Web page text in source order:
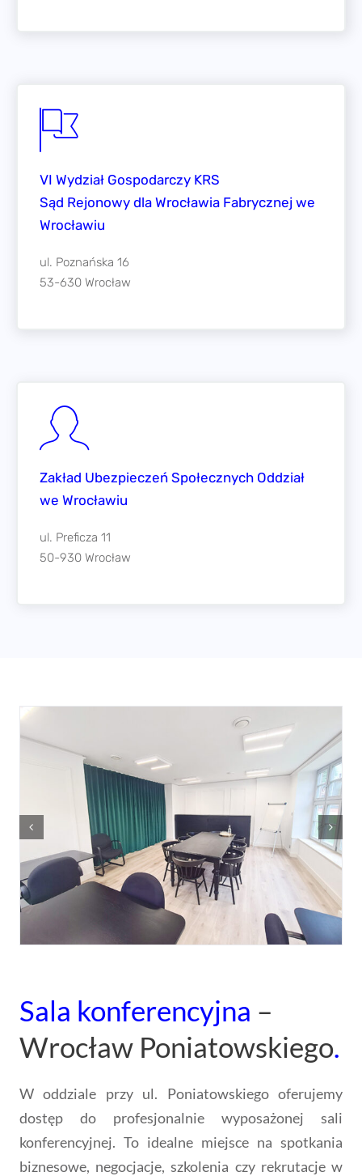
VI Wydział Gospodarczy KRS
Sąd Rejonowy dla Wrocławia Fabrycznej we
Wrocławiu
ul. Poznańska 16
53-630 Wrocław
Zakład Ubezpieczeń Społecznych Oddział
we Wrocławiu
ul. Preficza 11
50-930 Wrocław
Sala konferencyjna –
Wrocław Poniatowskiego.
W oddziale przy ul. Poniatowskiego oferujemy
dostęp do profesjonalnie wyposażonej sali
konferencyjnej. To idealne miejsce na spotkania
biznesowe, negocjacje, szkolenia czy rekrutacje w